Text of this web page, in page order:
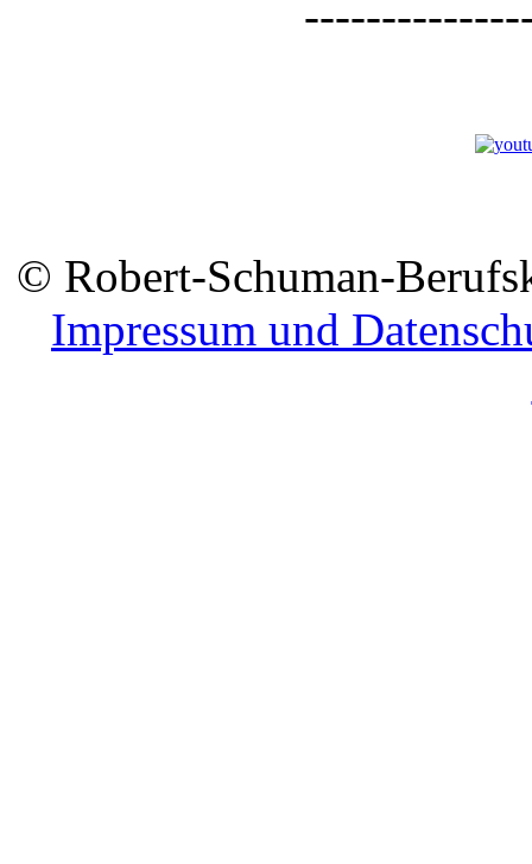
© Robert-Schuman-
Impressum und